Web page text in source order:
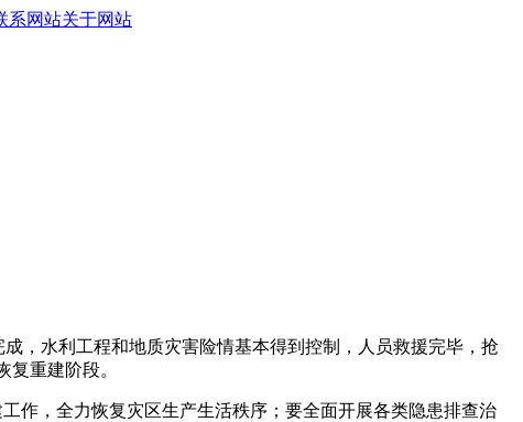
系网站关于网站
，水利工程和地质灾害险情基本得到控制，人员救援完毕，抢
重建阶段。
作，全力恢复灾区生产生活秩序；要全面开展各类隐患排查治